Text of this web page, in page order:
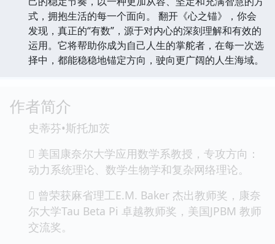
式，拥抱生活的每一个面向。 翻开《心之锚》，你会
发现，真正的“有数”，源于对内心的深刻理解和有效的
运用。它将帮助你成为自己人生的掌舵者，在每一次选
择中，都能稳稳地锚定方向，驶向更广阔的人生海域。
作者简介
史蒂芬•斯托加茨
 美国康奈尔大学应用数学系教授，专攻方向：
动力系统理论、数学生物学和复杂网络理论。
 曾荣获麻省理工E.M. Baker 杰出教师奖，康奈
尔大学Tau Beta Pi 卓越教师奖，美国JPBM 教师
交流奖。